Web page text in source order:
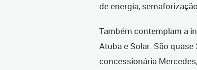
de energia,
Também contemplam a
Atuba e Solar. São
concessionária